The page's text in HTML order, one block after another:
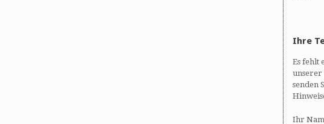
Ihre
Es fehlt
unserer
senden
Ihr